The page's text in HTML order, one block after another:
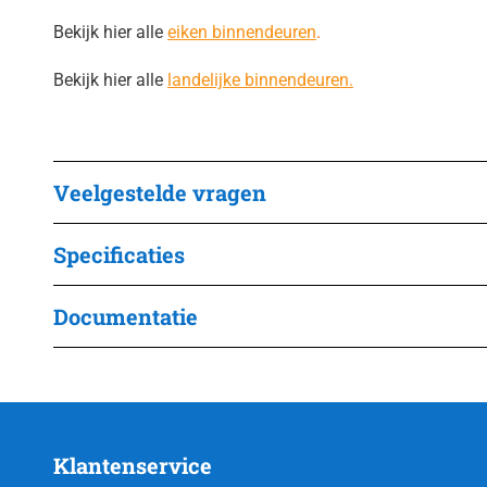
Bekijk hier alle eiken binnendeuren.
Bekijk hier alle landelijke binnendeuren.
Veelgestelde vragen
Specificaties
Documentatie
Klantenservice